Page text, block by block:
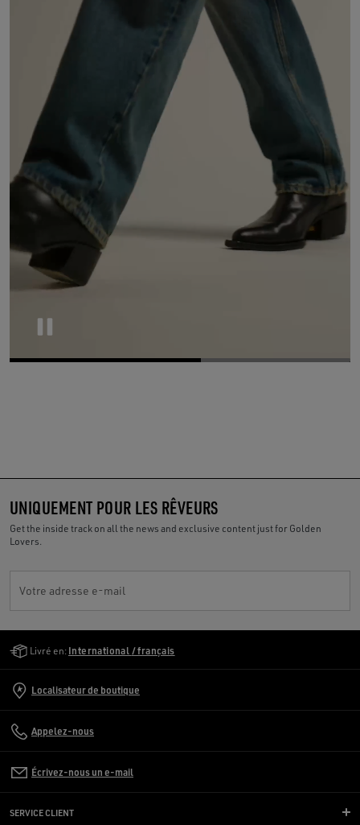
UNIQUEMENT POUR LES RÊVEURS
Get the inside track on all the news and exclusive content just for Golden
Lovers.
Votre adresse e-mail
Livré en: International / français
Localisateur de boutique
Appelez-nous
Écrivez-nous un e-mail
SERVICE CLIENT